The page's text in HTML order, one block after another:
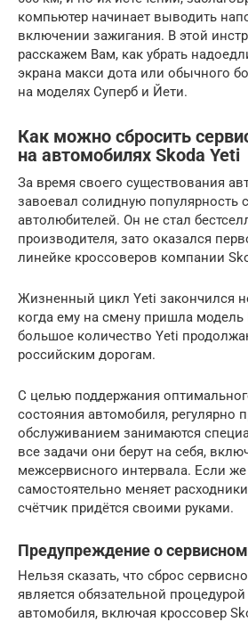
компьютер начинает выводить
включении зажигания. В этой
расскажем Вам, как убрать
экрана макси дота или обычного
на моделях Суперб и Йети.
Как можно сбросить
на автомобилях Skoda Yeti
За время своего существования
завоевал солидную популярность
автолюбителей. Он не стал
производителя, зато оказался
линейке кроссоверов компании
Жизненный цикл Yeti закончился
когда ему на смену пришла модель
большое количество Yeti
российским дорогам.
С целью поддержания
состояния автомобиля, регулярно
обслуживанием занимаются
все задачи они берут на себя,
межсервисного интервала. Если
самостоятельно меняет
счётчик придётся своими руками.
Предупреждение о
Нельзя сказать, что сброс
является обязательной
автомобиля, включая кроссовер